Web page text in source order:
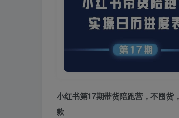
小红书第17期带货陪跑营，不囤货
款